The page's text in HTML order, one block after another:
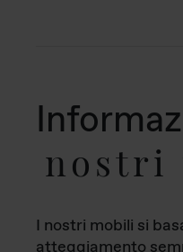
nostri
I nostri mobili si
atteggiamento